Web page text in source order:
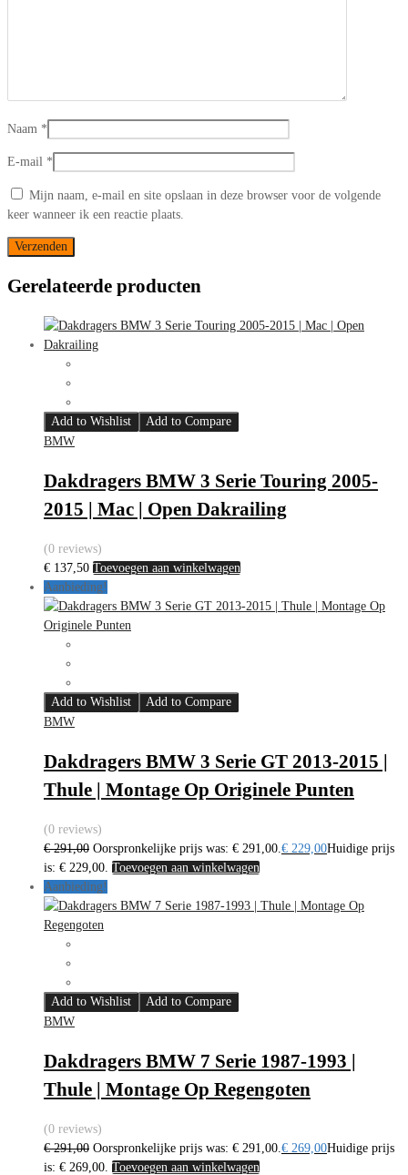
Naam *
E-mail *
Mijn naam, e-mail en site opslaan in deze browser voor de volgende
keer wanneer ik een reactie plaats.
Gerelateerde producten
Add to Wishlist
Add to Compare
BMW
Dakdragers BMW 3 Serie Touring 2005-
2015 | Mac | Open Dakrailing
(0 reviews)
€ 137,50 Toevoegen aan winkelwagen
Aanbieding!
Add to Wishlist
Add to Compare
BMW
Dakdragers BMW 3 Serie GT 2013-2015 |
Thule | Montage Op Originele Punten
(0 reviews)
€291,00 Oorspronkelijke prijs was: € 291,00.€ 229,00Huidige prijs
is: € 229,00. Toevoegen aan winkelwagen
Aanbieding!
Add to Wishlist
Add to Compare
BMW
Dakdragers BMW 7 Serie 1987-1993 |
Thule | Montage Op Regengoten
(0 reviews)
€291,00 Oorspronkelijke prijs was: € 291,00. € 269,00Huidige prijs
is: € 269,00. Toevoegen aan winkelwagen